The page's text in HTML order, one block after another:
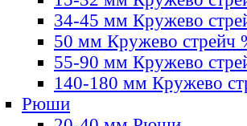
34-45 мм Кружево
50 мм Кружево стрейч
55-90 мм Кружево
140-180 мм Кружево
Рюши